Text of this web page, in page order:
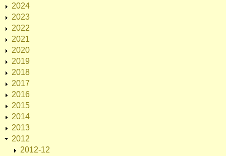
2024
2023
2022
2021
2020
2019
2018
2017
2016
2015
2014
2013
2012
2012-12